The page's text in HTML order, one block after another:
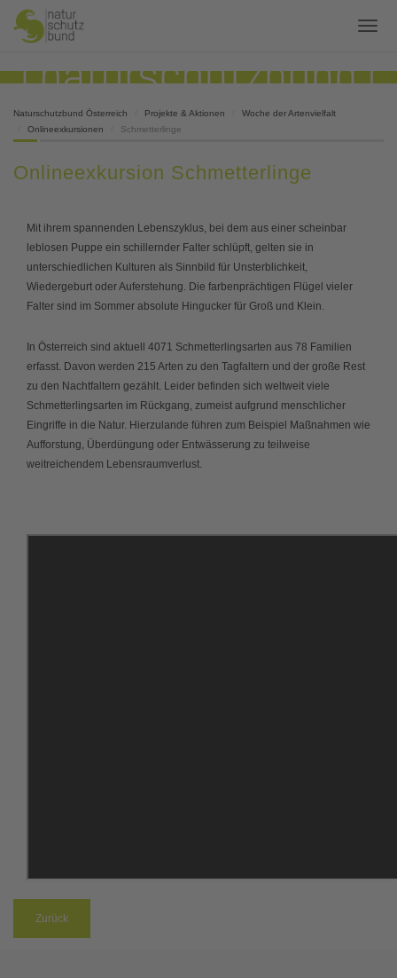
Naturschutzbund Österreich Projekte & Aktionen
Woche der Artenvielfalt
Onlineexkursionen
Schmetterlinge
Onlineexkursion Schmetterlinge
Mit ihrem spannenden Lebenszyklus, bei dem aus einer scheinbar
leblosen Puppe ein schillernder Falter schlüpft, gelten sie in
unterschiedlichen Kulturen als Sinnbild für Unsterblichkeit,
Wiedergeburt oder Auferstehung. Die farbenprächtigen Flügel vieler
Falter sind im Sommer absolute Hingucker für Groß und Klein.
In Österreich sind aktuell 4071 Schmetterlingsarten aus 78 Familien
erfasst. Davon werden 215 Arten zu den Tagfaltern und der große Rest
zu den Nachtfaltern gezählt. Leider befinden sich weltweit viele
Schmetterlingsarten im Rückgang, zumeist aufgrund menschlicher
Eingriffe in die Natur. Hierzulande führen zum Beispiel Maßnahmen wie
Aufforstung, Überdüngung oder Entwässerung zu teilweise
weitreichendem Lebensraumverlust.
Zurück